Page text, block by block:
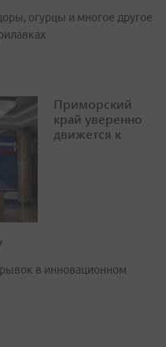
огурцы и многое другое
Приморский
край уверенно
движется к
в инновационном